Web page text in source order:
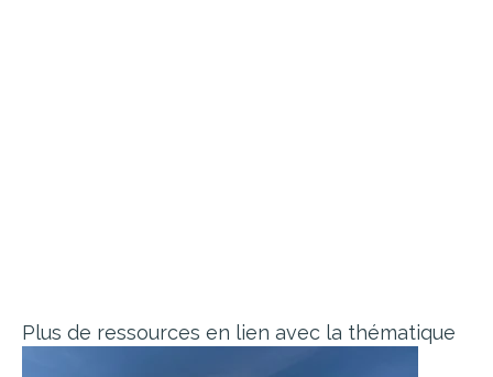
Plus de ressources en lien avec la thématique